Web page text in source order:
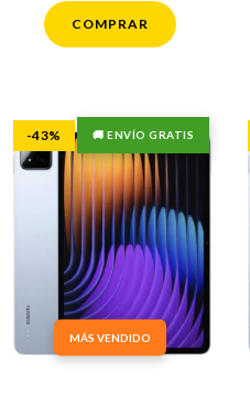
COMPRAR
MÁS VENDIDO
🚚 ENVÍO GRATIS
-43%